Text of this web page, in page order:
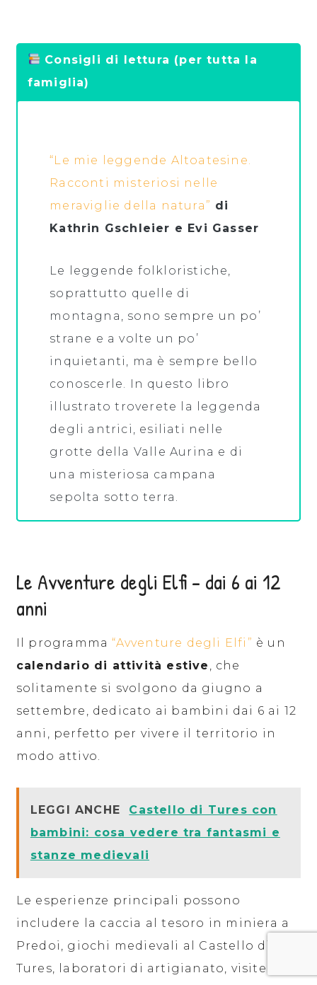
Consigli di lettura (per tutta la
famiglia)
“Le mie leggende Altoatesine.
Racconti misteriosi nelle
meraviglie della natura” di
Kathrin Gschleier e Evi Gasser
Le leggende folkloristiche,
soprattutto quelle di
montagna, sono sempre un po’
strane e a volte un po’
inquietanti, ma è sempre bello
conoscerle. In questo libro
illustrato troverete la leggenda
degli antrici, esiliati nelle
grotte della Valle Aurina e di
una misteriosa campana
sepolta sotto terra.
Le Avventure degli Elfi – dai 6 ai 12
anni
Il programma“Avventure degli Elfi” è un
calendario di attività estive
, che
solitamente si svolgono da giugno a
settembre, dedicato ai bambini dai 6 ai 12
anni, perfetto per vivere il territorio in
modo attivo.
LEGGI ANCHE
Castello di Tures con
bambini: cosa vedere tra fantasmi e
stanze medievali
Le esperienze principali possono
includere la caccia al tesoro in miniera a
Predoi, giochi medievali al Castello di
Tures, laboratori di artigianato, visite ai